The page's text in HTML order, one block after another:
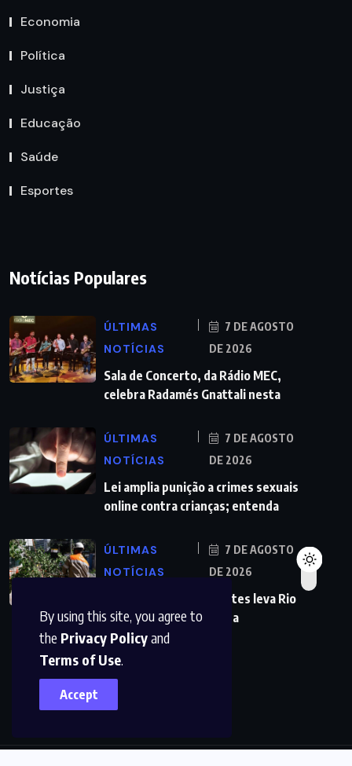
By using this site, you agree to
the Privacy Policyand
Terms of Use.
Accept
Economia
Política
Justiça
Educação
Saúde
Esportes
Notícias Populares
ÚLTIMAS
NOTÍCIAS
7 DE AGOSTO
DE 2026
Sala de Concerto, da Rádio MEC,
celebra Radamés Gnattali nesta
ÚLTIMAS
NOTÍCIAS
7 DE AGOSTO
DE 2026
Lei amplia punição a crimes sexuais
online contra crianças; entenda
ÚLTIMAS
NOTÍCIAS
7 DE AGOSTO
DE 2026
Previsão de ventos fortes leva Rio
a suspender aulas nesta